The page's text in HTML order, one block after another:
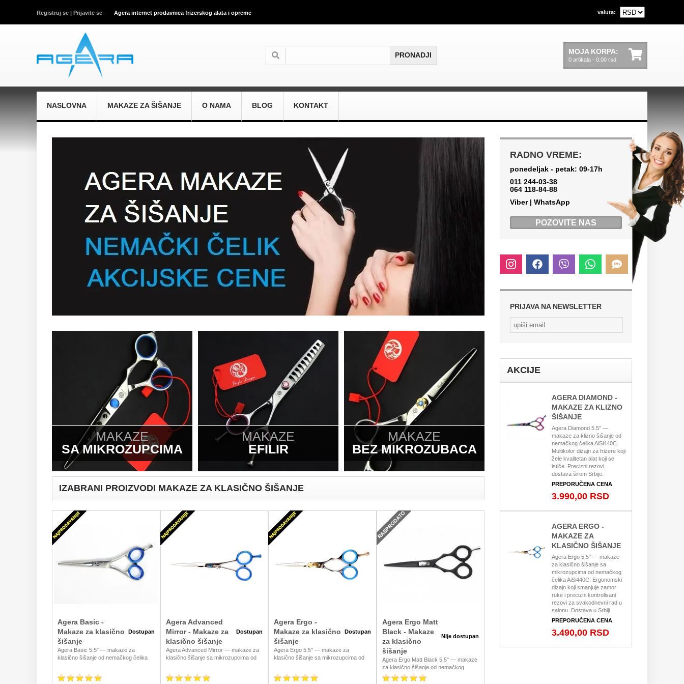
Registruj se | Prijavite se Agera internet prodavnica frizerskog alata i opreme valuta:
MOJA KORPA:
0 artikala - 0.00 rsd
NASLOVNA MAKAZE ZA ŠIŠANJE O NAMA BLOG KONTAKT
MAKAZE
SA MIKROZUPCIMA
MAKAZE
EFILIR
MAKAZE
BEZ MIKROZUBACA
IZABRANI PROIZVODI MAKAZE ZA KLASIČNO ŠIŠANJE
Agera Basic -
Makaze za klasično
šišanje
Dostupan
Agera Basic 5.5" — makaze za
klasično šišanje od nemačkog čelika
frizere i škole za negu lepote. Pouzdan
alat po pristupačnoj ceni, dostava u
Agera Advanced
Mirror - Makaze za
klasično šišanje
Dostupan
Agera Advanced Mirror — makaze za
klasično šišanje sa mikrozupcima od
veličinama 5.5" i 6". Premium čelik za
frizere koji traže dugotrajnu oštrinu pri
Agera Ergo -
Makaze za klasično
šišanje
Dostupan
Agera Ergo 5.5" — makaze za
klasično šišanje sa mikrozupcima od
Ergonomski dizajn koji smanjuje zamor
ruke i precizni kontrolisani rezovi za
Agera Ergo Matt
Black - Makaze
za klasično
šišanje
Nije dostupan
Agera Ergo Matt Black 5.5" — makaze
za klasično šišanje od nemačkog
čelika AiSi420C. Mat crni dizajn za
frizere koji žele profesionalan alat sa
RADNO VREME:
ponedeljak - petak: 09-17h
011 244-03-38
064 118-84-88
Viber | WhatsApp
POZOVITE NAS
PRIJAVA NA NEWSLETTER
AKCIJE
AGERA DIAMOND -
MAKAZE ZA KLIZNO
ŠIŠANJE
Agera Diamond 5.5" —
makaze za klizno šišanje od
nemačkog čelika AiSi440C.
Multikolor dizajn za frizere koji
žele kvalitetan alat koji se
ističe. Precizni rezovi,
dostava širom Srbije.
PREPORUČENA CENA
3.990,00 RSD
AGERA ERGO -
MAKAZE ZA
KLASIČNO ŠIŠANJE
Agera Ergo 5.5" — makaze
za klasično šišanje sa
mikrozupcima od nemačkog
čelika AiSi440C. Ergonomski
dizajn koji smanjuje zamor
ruke i precizni kontrolisani
rezovi za svakodnevni rad u
salonu. Dostava u Srbiji.
PREPORUČENA CENA
3.490,00 RSD